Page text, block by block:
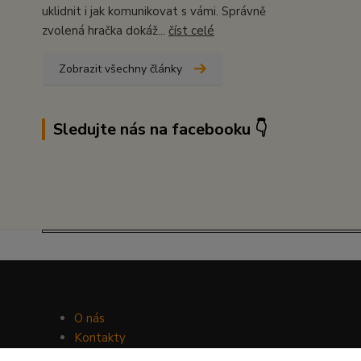
uklidnit i jak komunikovat s vámi. Správně
zvolená hračka dokáž... číst celé
Zobrazit všechny články
Sledujte nás na facebooku 👇
O nás
Kontakty